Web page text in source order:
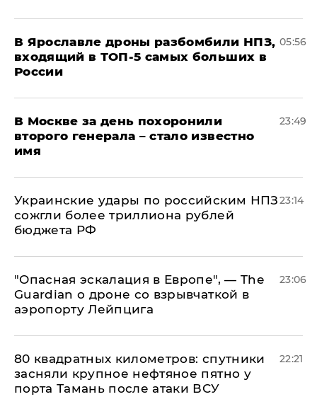
В Ярославле дроны разбомбили НПЗ,
входящий в ТОП-5 самых больших в
России
05:56
В Москве за день похоронили
второго генерала – стало известно
имя
23:49
Украинские удары по российским НПЗ
сожгли более триллиона рублей
бюджета РФ
23:14
"Опасная эскалация в Европе", — The
Guardian о дроне со взрывчаткой в
аэропорту Лейпцига
23:06
80 квадратных километров: спутники
засняли крупное нефтяное пятно у
порта Тамань после атаки ВСУ
22:21